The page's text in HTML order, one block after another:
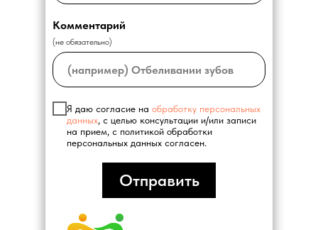
Комментарий
(не обязательно)
Я даю согласие на обработку персональных
данных, с целью консультации и/или записи
на прием, с политикой обработки
персональных данных согласен.
Отправить